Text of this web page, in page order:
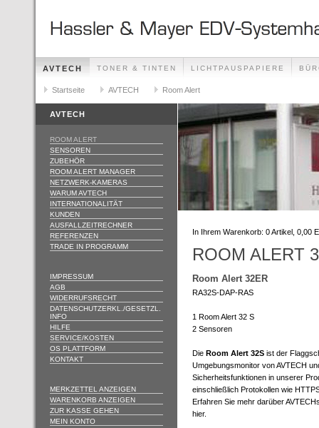
AVTECH TONER & TINTEN LICHTPAUSPAPIERE
ÖFFNUNGSZEITEN
Startseite AVTECH Room Alert
AVTECH
ROOM ALERT
SENSOREN
ZUBEHÖR
ROOM ALERT MANAGER
NETZWERK-KAMERAS
WARUM AVTECH
INTERNATIONALITÄT
KUNDEN
AUSFALLZEITRECHNER
REFERENZEN
TRADE IN PROGRAMM
IMPRESSUM
AGB
WIDERRUFSRECHT
DATENSCHUTZERKL./GESETZL.
INFO
HILFE
SERVICE/KOSTEN
OS PLATTFORM
KONTAKT
MERKZETTEL ANZEIGEN
WARENKORB ANZEIGEN
ZUR KASSE GEHEN
MEIN KONTO
In Ihrem Warenkorb: 0Artikel, 0,00
ROOM ALERT
Room Alert 32ER
RA32S-DAP-RAS
1 Room Alert 32 S
2 Sensoren
Die Room Alert 32S ist der
Umgebungsmonitor von AVTECH
Sicherheitsfunktionen in unserer
einschließlich Protokollen wie
Erfahren Sie mehr darüber
hier.